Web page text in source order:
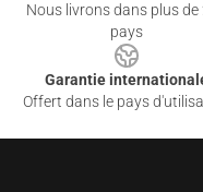
Nous livrons dans plus de
pays
Garantie
Offert dans le pays